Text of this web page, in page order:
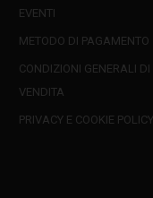
EVENTI
METODO DI PAGAMENTO
CONDIZIONI GENERALI DI
VENDITA
PRIVACY E COOKIE POLICY